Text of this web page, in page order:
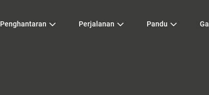
Penghantaran Perjalanan Pandu